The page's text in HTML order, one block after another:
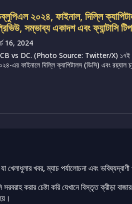
২০২৪, ফাইনাল, দিল্লি
সম্ভাব্য একাদশ এবং ফ্যান্টাসি
16, 2024
vs DC. (Photo Source: Twitter/X) ১৭ই মার্চ,
এর ফাইনালে দিল্লি ক্যাপিটালস (ডিসি) এবং রয়্যাল
খবর, ম্যাচ পর্যালোচনা এবং
করার চেষ্টা করি যেখানে বিস্তৃত ক্রীড়া